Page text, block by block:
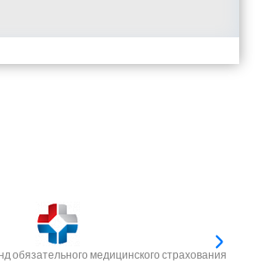
обязательного медицинского страхования